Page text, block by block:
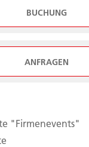
BUCHUNG
ANFRAGEN
"Firmenevents"